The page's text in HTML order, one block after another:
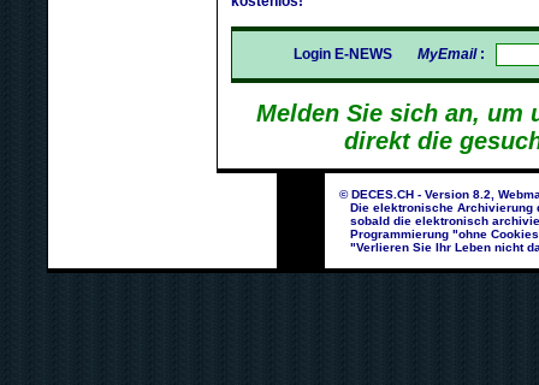
Login E-NEWS MyEmail:
Melden Sie sich an, um
direkt die
© DECES.CH - Version 8.2,
Die elektronische Archivierung
sobald die elektronisch
Programmierung "ohne
"Verlieren Sie Ihr Leben nicht